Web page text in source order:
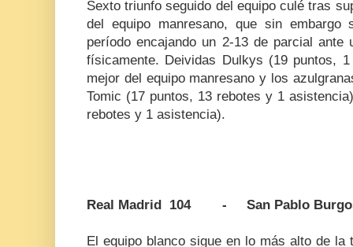
Sexto triunfo seguido del equipo culé tras
del equipo manresano, que sin
período encajando un 2-13 de parcial ante
físicamente. Deividas Dulkys (19 puntos,
mejor del equipo manresano y los
Tomic (17 puntos, 13 rebotes y 1
rebotes y 1 asistencia).
Real Madrid 104 - San Pablo
El equipo blanco sigue en lo más alto de la